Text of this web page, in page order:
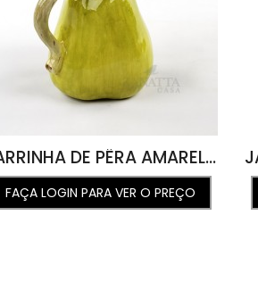
JARRINHA DE PÊRA AMARELA 18D X 17A
FAÇA LOGIN PARA VER O PREÇO